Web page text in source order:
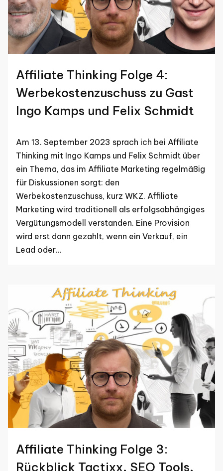
Affiliate Thinking Folge 4:
Werbekostenzuschuss zu Gast
Ingo Kamps und Felix Schmidt
Am 13. September 2023 sprach ich bei Affiliate
Thinking mit Ingo Kamps und Felix Schmidt über
ein Thema, das im Affiliate Marketing regelmäßig
für Diskussionen sorgt: den
Werbekostenzuschuss, kurz WKZ. Affiliate
Marketing wird traditionell als erfolgsabhängiges
Vergütungsmodell verstanden. Eine Provision
wird erst dann gezahlt, wenn ein Verkauf, ein
Lead oder…
Affiliate Thinking Folge 3:
Rückblick Tactixx, SEO Tools,